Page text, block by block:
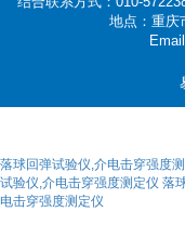
地点：重庆
落球回弹试验仪,介电击穿强度
试验仪,介电击穿强度测定仪 落
电击穿强度测定仪